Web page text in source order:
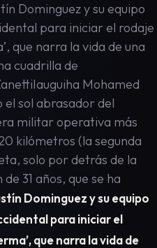
Dominguez y su equipo
para iniciar el rodaje
que narra la vida de una
cuadrilla de
Mohamed
sol abrasador del
militar operativa más
kilómetros (la segunda
solo por detrás de la
31 años, que se ha
Dominguez y su equipo
para iniciar el
que narra la vida de